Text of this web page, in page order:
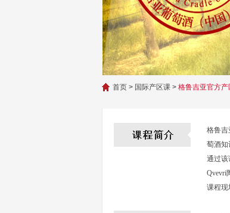
首页> 国际产区课> 格鲁吉亚官方产
格鲁
萄酒知
通过该
Qvevri
课程现